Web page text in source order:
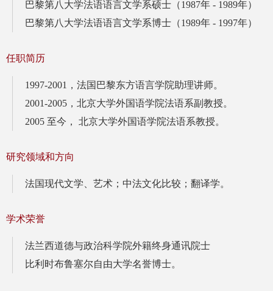
巴黎第八大学法语语言文学系硕士（1987年 - 1989年）
巴黎第八大学法语语言文学系博士（1989年 - 1997年）
任职简历
1997-2001，法国巴黎东方语言学院助理讲师。
2001-2005，北京大学外国语学院法语系副教授。
2005 至今， 北京大学外国语学院法语系教授。
研究领域和方向
法国现代文学、艺术； 中法文化比较； 翻译学。
学术荣誉
法兰西道德与政治科学院外籍终身通讯院士
比利时布鲁塞尔自由大学名誉博士。